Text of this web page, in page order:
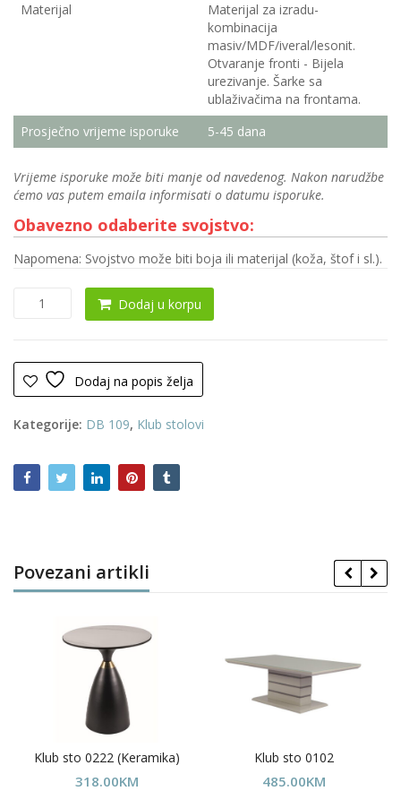
Materijal
Materijal za izradu-
kombinacija
masiv/MDF/iveral/lesonit.
Otvaranje fronti - Bijela
urezivanje. Šarke sa
ublaživačima na frontama.
Prosječno vrijeme isporuke
5-45 dana
Vrijeme isporuke može biti manje od navedenog. Nakon narudžbe
ćemo vas putem emaila informisati o datumu isporuke.
Obavezno odaberite svojstvo:
Napomena: Svojstvo može biti boja ili materijal (koža, štof i sl.).
Dodaj u korpu
Dodaj na popis želja
Kategorije: DB 109, Klub stolovi
Povezani artikli
Klub sto 0222 (Keramika)
318.00KM
Klub sto 0102
485.00KM